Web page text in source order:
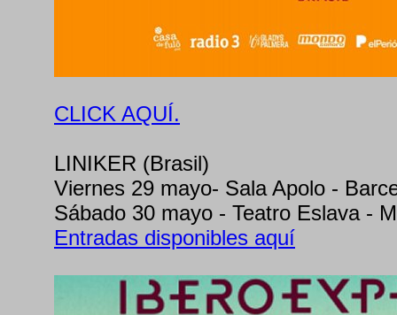
CLICK AQUÍ.
LINIKER (Brasil)
Viernes 29 mayo- Sala Apolo -
Sábado 30 mayo - Teatro Eslava -
Entradas disponibles aquí